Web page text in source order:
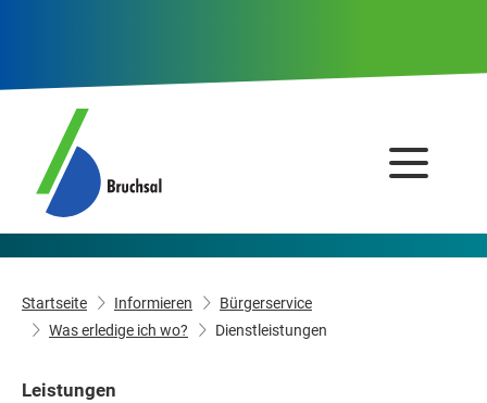
Startseite Informieren
Bürgerservice
Was erledige ich wo?
Dienstleistungen
Leistungen